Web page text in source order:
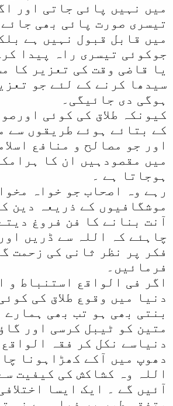
میں نہیں پائی جاتی اور
تیسری صورت پائی بھی
میں قابل قبول نہیں ہے
جوکوئی تیسری راہ پیدا
یا قاضی وقت کی تعزیر کا
سیدھا کرنے کے لئے جو
ہوگی دی جائیگی۔
کیونکہ طلاق کی کوئی
کے بتائے ہوئے طریقوں سے
اور جو مصالح و منافع
میں مقصودہیں ان کا
ہوجاتا ہے ۔
رہے وہ اصحاب جو خواہ
موشگافیوں کے ذریعہ دین
آنت بنانے کا فن فروغ
چاہئے کہ اللہ سے ڈریں
فکر پر نظر ثانی کی زحمت
فرمائیں۔
اگر فی الواقع استنباط و
دنیا میں وقوع طلاق کی
بنتی بھی ہو تب بھی ہمارے
متین کو ٹیبل کرسی اور
دنیاسے نکل کر فقہ الواقع
دھوپ میں آکے کھڑاہونا
اللہ وہ کشاکش کی کیفیت
آئیں گے ۔ ایک ایسا